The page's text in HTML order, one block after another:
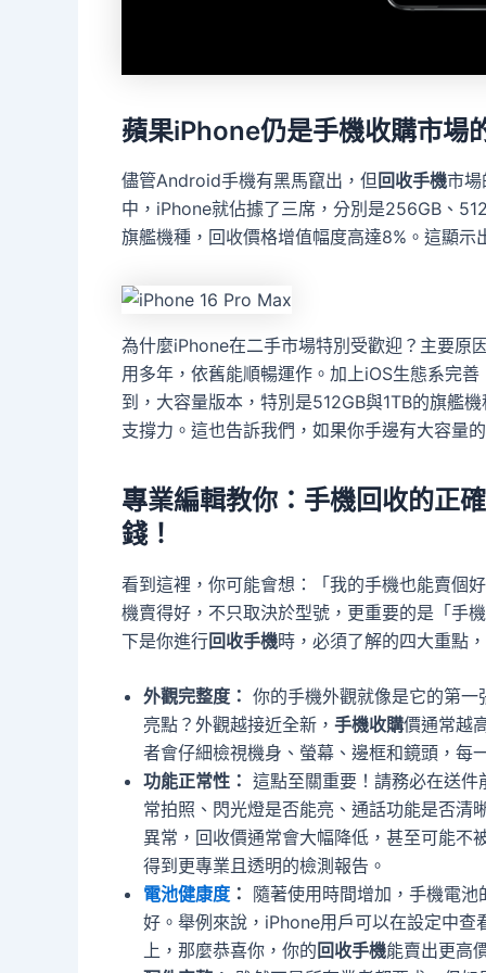
蘋果iPhone仍是手機收購市場
儘管Android手機有黑馬竄出，但 回收手機市場
中，iPhone就佔據了三席，分別是256GB、
旗艦機種，回收價格增值幅度高達8%。這顯
為什麼iPhone在二手市場特別受歡迎？主要原
用多年，依舊能順暢運作。加上iOS生態系完
到，大容量版本，特別是512GB與1TB的旗艦
支撐力。這也告訴我們，如果你手邊有大容量
專業編輯教你：手機回收的正
錢！
看到這裡，你可能會想：「我的手機也能賣個
機賣得好，不只取決於型號，更重要的是「手
下是你進行回收手機時，必須了解的四大重點
外觀完整度： 你的手機外觀就像是它的第
亮點？外觀越接近全新， 手機收購價通常越
者會仔細檢視機身、螢幕、邊框和鏡頭，每
功能正常性： 這點至關重要！請務必在送
常拍照、閃光燈是否能亮、通話功能是否清
異常，回收價通常會大幅降低，甚至可能不
得到更專業且透明的檢測報告。
電池健康度 ：
隨著使用時間增加，手機電
好。舉例來說，iPhone用戶可以在設定中
上，那麼恭喜你，你的 回收手機能賣出更高